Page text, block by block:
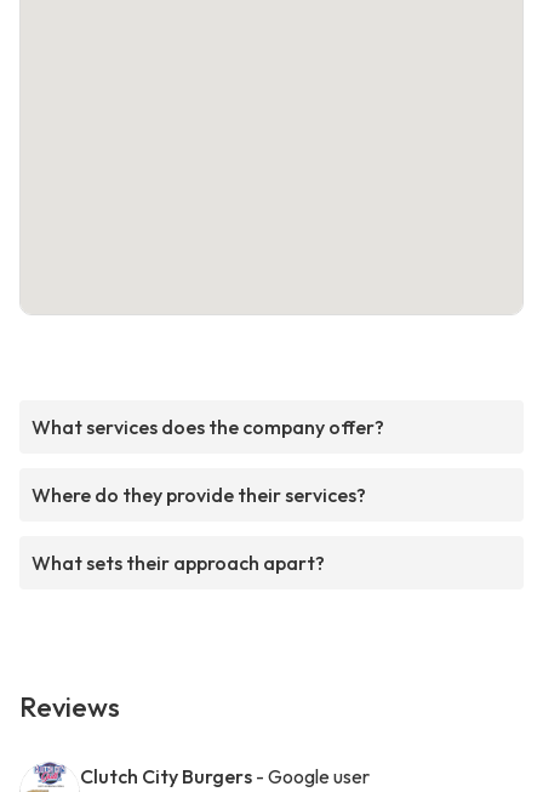
What services does the company offer?
Where do they provide their services?
What sets their approach apart?
Reviews
Clutch City Burgers - Google user